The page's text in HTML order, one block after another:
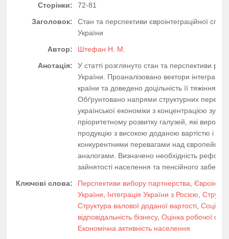
Сторінки:
72-81
Заголовок:
Стан та перспективи євроінтеграційної
України
Автор:
Штефан Н. М.
Анотація:
У статті розглянуто стан та перспективи
України. Проаналізовано вектори
країни та доведено доцільність її тяжіння
Обґрунтовано напрями структурних
української економіки з концентрацією
пріоритетному розвитку галузей, які
продукцію з високою доданою вартістю і з
конкурентними перевагами над
аналогами. Визначено необхідність реформ
зайнятості населення та пенсійного
Ключові слова:
Перспективи вибору партнерства
України
Інтеграція України з Росією
Структура валової доданої вартості
відповідальність бізнесу, Оцінка робочої
Економічна активність населення